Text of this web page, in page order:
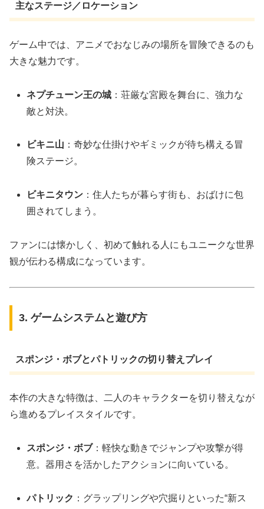
主なステージ／ロケーション
ゲーム中では、アニメでおなじみの場所を冒険できるのも
大きな魅力です。
ネプチューン王の城 ：荘厳な宮殿を舞台に、強力な
敵と対決。
ビキニ山 ：奇妙な仕掛けやギミックが待ち構える冒
険ステージ。
ビキニタウン ：住人たちが暮らす街も、おばけに包
囲されてしまう。
ファンには懐かしく、初めて触れる人にもユニークな世界
観が伝わる構成になっています。
3. ゲームシステムと遊び方
スポンジ・ボブとパトリックの切り替えプレイ
本作の大きな特徴は、二人のキャラクターを切り替えなが
ら進めるプレイスタイルです。
スポンジ・ボブ：軽快な動きでジャンプや攻撃が得
意。器用さを活かしたアクションに向いている。
パトリック ：グラップリングや穴掘りといった“新ス